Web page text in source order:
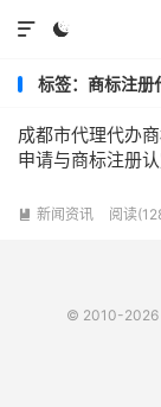


标签：商标注册
成都市代理代办
申请与商标注册
 新闻资讯 阅读
© 2010-2026